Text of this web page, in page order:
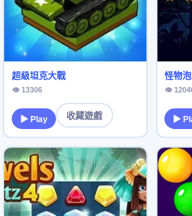
超級坦克大戰
👁 13306
▶ Play 收藏遊戲
怪物
👁
▶